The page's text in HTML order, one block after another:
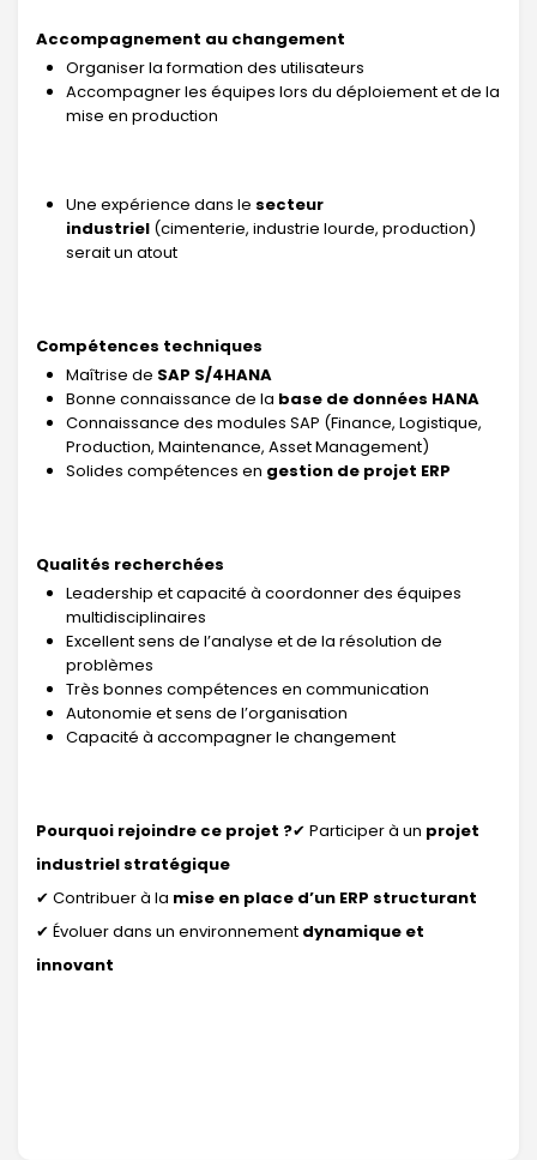
Accompagnement au changement
Organiser la formation des utilisateurs
Accompagner les équipes lors du déploiement et de la
mise en production
Une expérience dans le secteur
industriel (cimenterie, industrie lourde, production)
serait un atout
Compétences techniques
Maîtrise de SAP S/4HANA
Bonne connaissance de la base de données HANA
Connaissance des modules SAP (Finance, Logistique,
Production, Maintenance, Asset Management)
Solides compétences en gestion de projet ERP
Qualités recherchées
Leadership et capacité à coordonner des équipes
multidisciplinaires
Excellent sens de l’analyse et de la résolution de
problèmes
Très bonnes compétences en communication
Autonomie et sens de l’organisation
Capacité à accompagner le changement
Pourquoi rejoindre ce projet ?✔ Participer à un projet
industriel stratégique
✔ Contribuer à la mise en place d’un ERP structurant
✔ Évoluer dans un environnement dynamique et
innovant